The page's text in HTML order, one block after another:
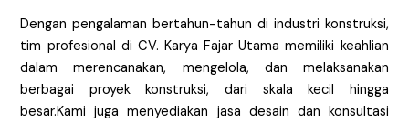
Dengan pengalaman bertahun-tahun di industri konstruksi,
tim profesional di CV. Karya Fajar Utama memiliki keahlian
dalam merencanakan, mengelola, dan melaksanakan
berbagai proyek konstruksi, dari skala kecil hingga
besar.Kami juga menyediakan jasa desain dan konsultasi